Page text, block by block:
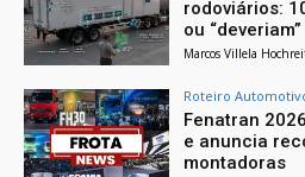
rodoviários:
ou
Marcos Villela
Roteiro
Fenatran
e anuncia
montadoras